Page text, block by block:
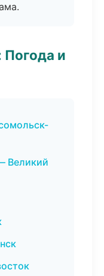
и
Великий